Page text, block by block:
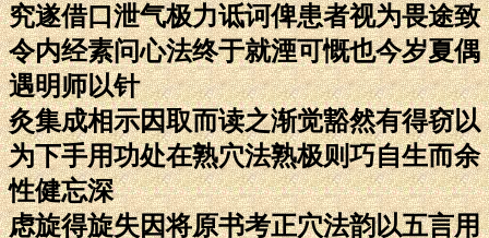
究遂借口泄气极力诋诃俾患者视为畏途致
令内经素问心法终于就湮可慨也今岁夏偶
遇明师以针
灸集成相示因取而读之渐觉豁然有得窃以
为下手用功处在熟穴法熟极则巧自生而余
性健忘深
虑旋得旋失因将原书考正穴法韵以五言用